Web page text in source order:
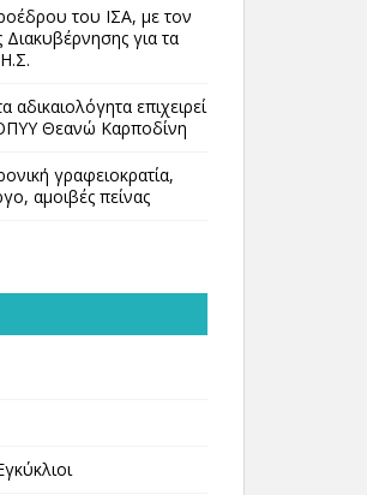
του ΙΣΑ, με τον
για τα
αδικαιολόγητα επιχειρεί
Θεανώ Καρποδίνη
γραφειοκρατία,
αμοιβές πείνας